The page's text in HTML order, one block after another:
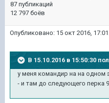
87 публикаций
12 797 боёв
Опубликовано: 15 окт 2016,
В 15.10.2016 в 15:50:30
у меня командир на на одном
- и там до следующего перка